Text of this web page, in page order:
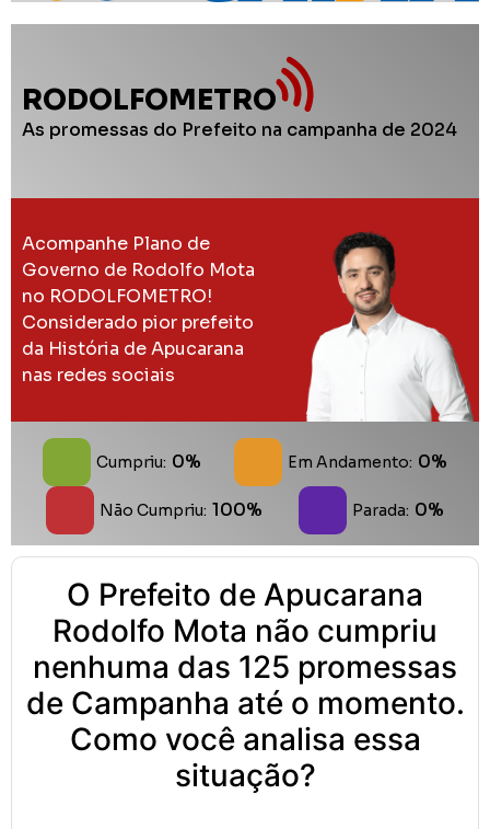
RODOLFOMETRO
As promessas do Prefeito na campanha de 2024
Acompanhe Plano de
Governo de Rodolfo Mota
no RODOLFOMETRO!
Considerado pior prefeito
da História de Apucarana
nas redes sociais
Cumpriu: 0% Em Andamento: 0%
Não Cumpriu: 100% Parada: 0%
O Prefeito de Apucarana
Rodolfo Mota não cumpriu
nenhuma das 125 promessas
de Campanha até o momento.
Como você analisa essa
situação?